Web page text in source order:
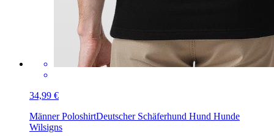
34,99 €
Männer PoloshirtDeutscher Schäferhund Hund Hunde
Wilsigns